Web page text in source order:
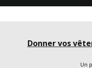
Donner vos
Un